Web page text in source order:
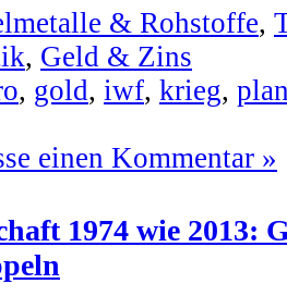
& Rohstoffe,
, Geld & Zins
, gold, iwf, krieg,
einen Kommentar »
1974 wie 2013: